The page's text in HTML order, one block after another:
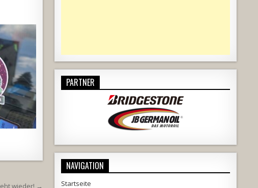
wieder! →
PARTNER
NAVIGATION
Startseite